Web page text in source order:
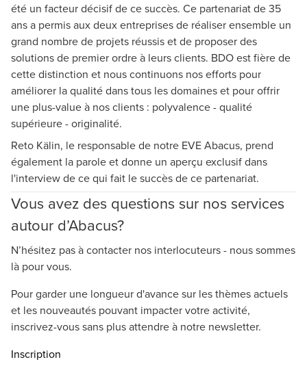
été un facteur décisif de ce succès. Ce partenariat de 35
ans a permis aux deux entreprises de réaliser ensemble un
grand nombre de projets réussis et de proposer des
solutions de premier ordre à leurs clients. BDO est fière de
cette distinction et nous continuons nos efforts pour
améliorer la qualité dans tous les domaines et pour offrir
une plus-value à nos clients : polyvalence - qualité
supérieure - originalité.
Reto Kälin, le responsable de notre EVE Abacus, prend
également la parole et donne un aperçu exclusif dans
l'interview de ce qui fait le succès de ce partenariat.
Vous avez des questions sur nos services
autour d’Abacus?
N’hésitez pas à contacter nos interlocuteurs - nous sommes
là pour vous.
Pour garder une longueur d'avance sur les thèmes actuels
et les nouveautés pouvant impacter votre activité,
inscrivez-vous sans plus attendre à notre newsletter.
Inscription